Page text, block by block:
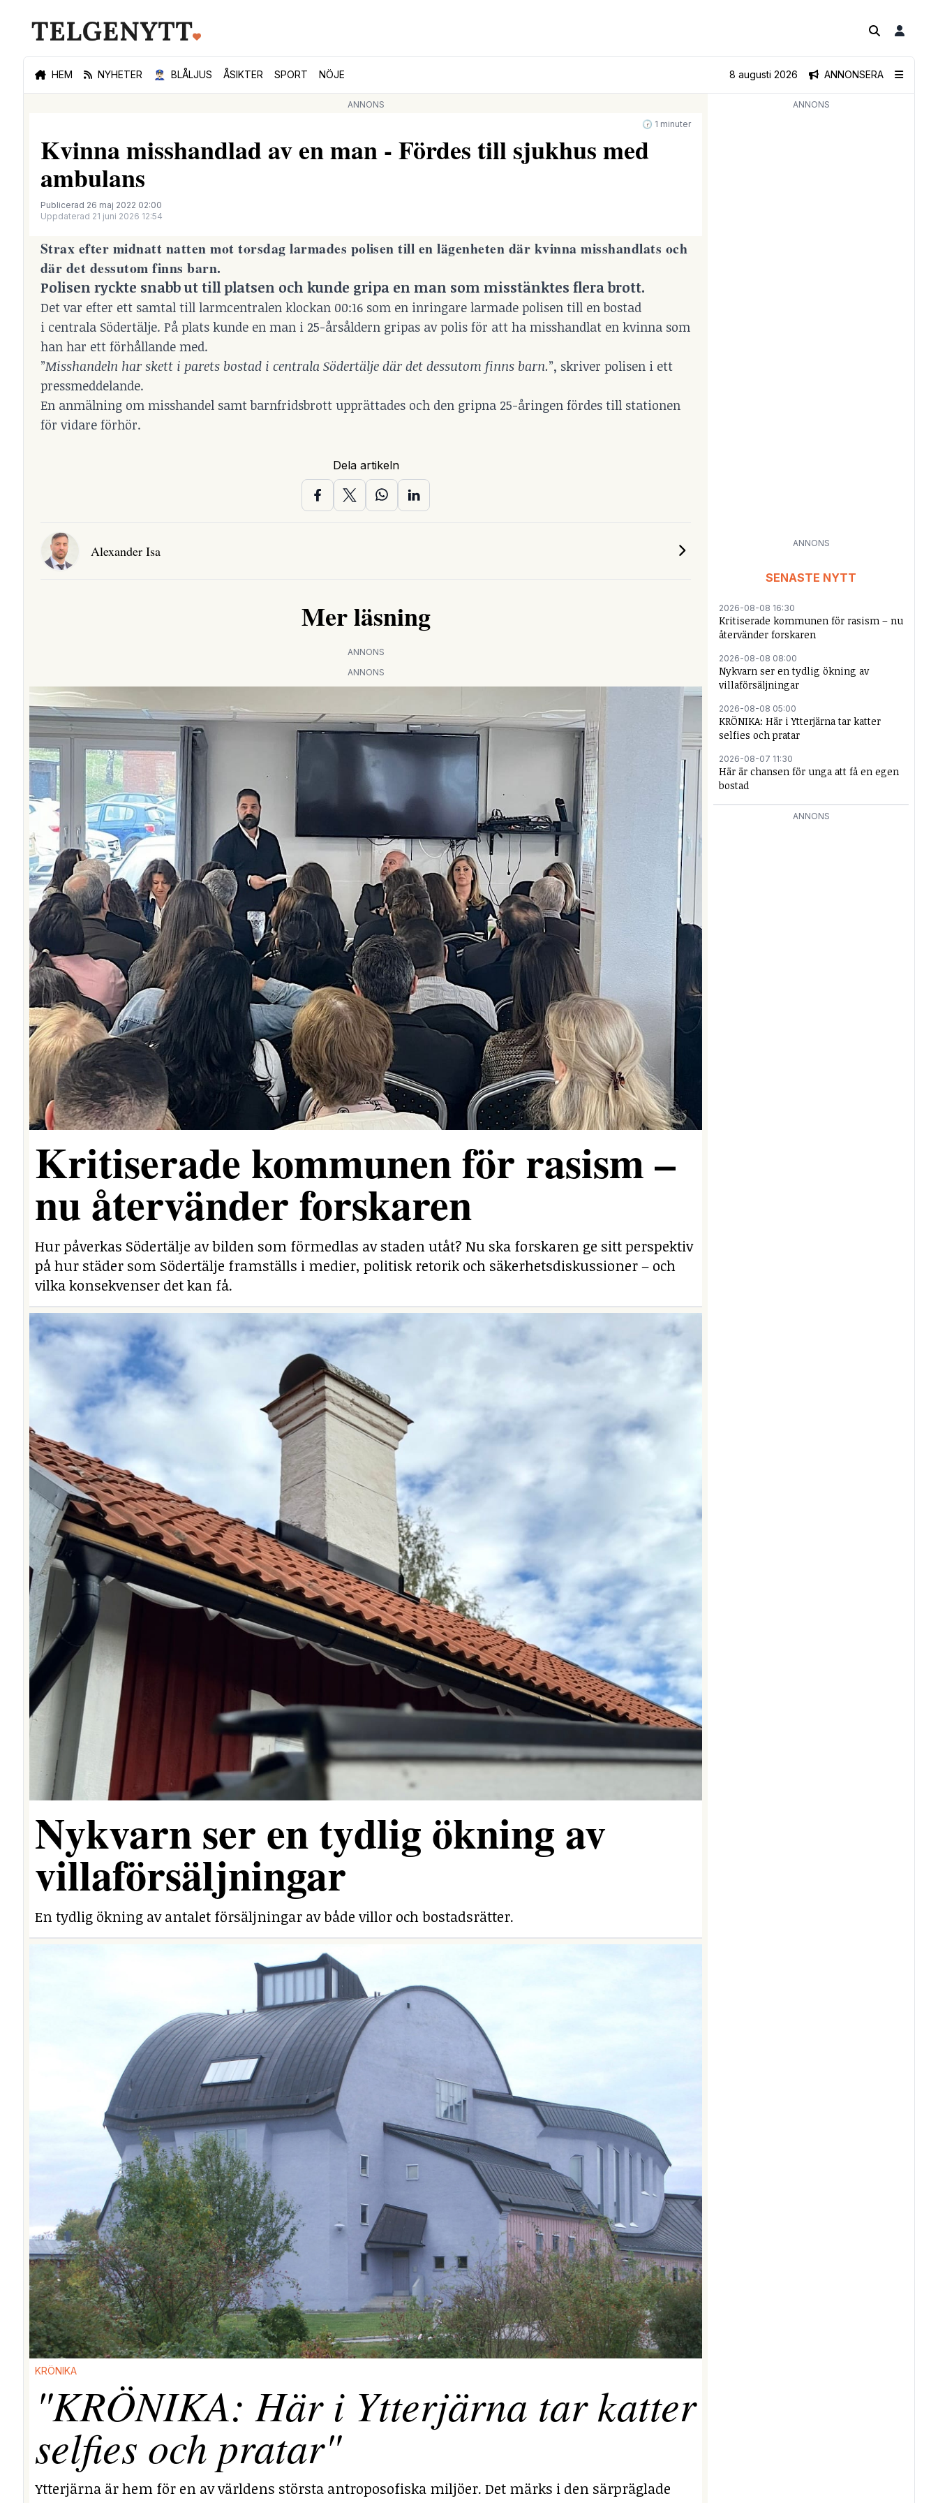
HEM NYHETER 👮🏻‍♂️ BLÅLJUS ÅSIKTER SPORT NÖJE ANNONSERA
8 augusti 2026
ANNONS
🕝 1 minuter
Kvinna misshandlad av en man - Fördes till sjukhus med
ambulans
Publicerad 26 maj 2022 02:00
Uppdaterad 21 juni 2026 12:54
Strax efter midnatt natten mot torsdag larmades polisen till en lägenheten där kvinna misshandlats och
där det dessutom finns barn.
Polisen ryckte snabb ut till platsen och kunde gripa en man som misstänktes flera brott.
Det var efter ett samtal till larmcentralen klockan 00:16 som en inringare larmade polisen till en bostad
i centrala Södertälje. På plats kunde en man i 25-årsåldern gripas av polis för att ha misshandlat en kvinna som
han har ett förhållande med.
”Misshandeln har skett i parets bostad i centrala Södertälje där det dessutom finns barn.”, skriver polisen i ett
pressmeddelande.
En anmälning om misshandel samt barnfridsbrott upprättades och den gripna 25-åringen fördes till stationen
för vidare förhör.
Dela artikeln
Alexander Isa
Mer läsning
ANNONS
ANNONS
Kritiserade kommunen för rasism –
nu återvänder forskaren
Hur påverkas Södertälje av bilden som förmedlas av staden utåt? Nu ska forskaren ge sitt perspektiv
på hur städer som Södertälje framställs i medier, politisk retorik och säkerhetsdiskussioner – och
vilka konsekvenser det kan få.
Nykvarn ser en tydlig ökning av
villaförsäljningar
En tydlig ökning av antalet försäljningar av både villor och bostadsrätter.
KRÖNIKA
"KRÖNIKA: Här i Ytterjärna tar katter
selfies och pratar"
Ytterjärna är hem för en av världens största antroposofiska miljöer. Det märks i den särpräglade
ANNONS
ANNONS
SENASTE NYTT
2026-08-08 16:30
Kritiserade kommunen för rasism – nu
återvänder forskaren
2026-08-08 08:00
Nykvarn ser en tydlig ökning av
villaförsäljningar
2026-08-08 05:00
KRÖNIKA: Här i Ytterjärna tar katter
selfies och pratar
2026-08-07 11:30
Här är chansen för unga att få en egen
bostad
ANNONS